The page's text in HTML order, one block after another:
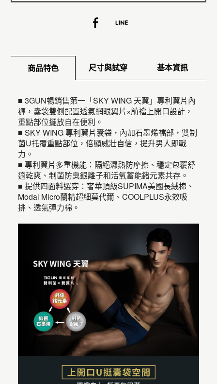
商品特色 尺寸與試穿 基本資訊
■ 3GUN暢銷售第一「SKY WING 天翼」專利翼片內
褲，囊袋雙側配置透氣網眼翼片×前襠上開口設計，
重點部位擺放自在便利。
■ SKY WING 專利翼片囊袋，內加石墨烯襠部，雙制
菌U托覆重點部位，倍顯威壯自信，提升男人即戰
力。
■ 專利翼片多重機能：隔絕濕熱防摩擦、穩定包覆舒
適乾爽、制菌防臭銀離子和活氧蓄能鍺元素共存。
■ 提供四面料選穿：奢華頂級SUPIMA美國長絨棉、
Modal Micro蘭精超細莫代爾、COOLPLUS永效吸
排、透氣彈力棉。